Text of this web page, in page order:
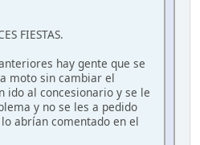
FIESTAS.
hay gente que se
moto sin cambiar el
ido al concesionario y se le
y no se les a pedido
abrían comentado en el